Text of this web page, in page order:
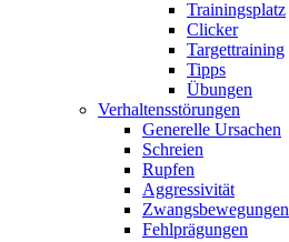
Trainingsplatz
Clicker
Targettraining
Tipps
Übungen
Verhaltensstörungen
Generelle Ursachen
Schreien
Rupfen
Aggressivität
Zwangsbewegungen
Fehlprägungen